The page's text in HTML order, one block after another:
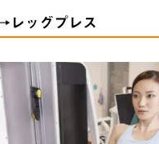
レッグプレス